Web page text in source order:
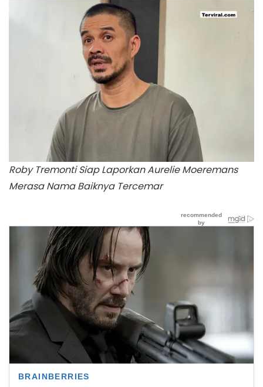
Roby Tremonti Siap Laporkan Aurelie Moeremans
Merasa Nama Baiknya Tercemar